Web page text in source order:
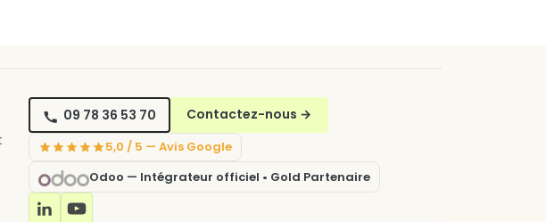
09 78 36 53 70 Contactez-nous →
5,0 / 5 — Avis Google
Odoo — Intégrateur officiel • Gold Partenaire